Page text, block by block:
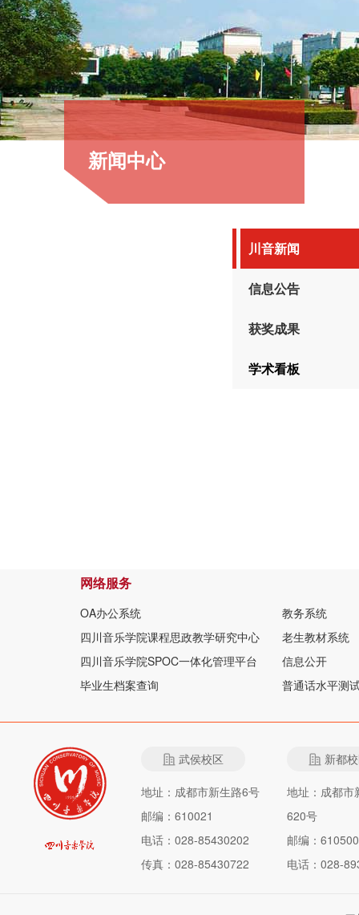
新闻中心
川音新闻
信息公告
获奖成果
学术看板
网络服务
OA办公系统
教务系统
四川音乐学院课程思政教学研究中心
老生教材系统
四川音乐学院SPOC一体化管理平台
信息公开
毕业生档案查询
普通话水平测
武侯校区
地址：成都市新生路6号
邮编：610021
电话：028-85430202
传真：028-85430722
新都
地址：成都市
620号
邮编：610500
电话：028-